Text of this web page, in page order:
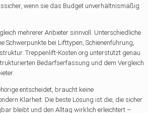
wenn sie das Budget unverhältnismäßig
mehrerer Anbieter sinnvoll. Unterschiedliche
Schwerpunkte bei Lifttypen, Schienenführung,
Treppenlift-Kosten.org unterstützt genau
Bedarfserfassung und dem Vergleich
entscheidet, braucht keine
Klarheit. Die beste Lösung ist die, die sicher
bleibt und den Alltag wirklich erleichtert –